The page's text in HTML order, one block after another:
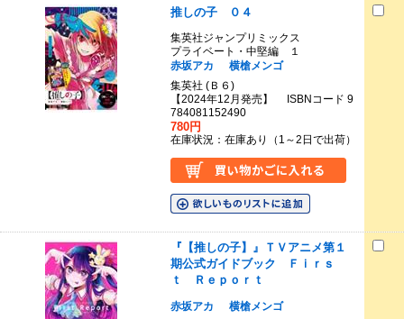
推しの子 ０４
集英社ジャンプリミックス
プライベート・中堅編 １
赤坂アカ
横槍メンゴ
集英社 (Ｂ６)
【2024年12月発売】 ISBNコード 9
784081152490
780円
在庫状況：在庫あり（1～2日で出荷）
『【推しの子】』ＴＶアニメ第１
期公式ガイドブック Ｆｉｒｓ
ｔ Ｒｅｐｏｒｔ
赤坂アカ
横槍メンゴ